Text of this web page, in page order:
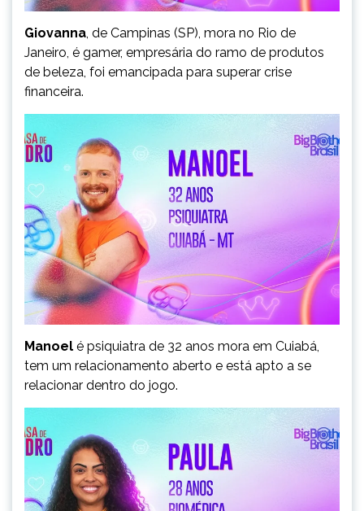
Giovanna, de Campinas (SP), mora no Rio de
Janeiro, é gamer, empresária do ramo de produtos
de beleza, foi emancipada para superar crise
financeira.
Manoel é psiquiatra de 32 anos mora em Cuiabá,
tem um relacionamento aberto e está apto a se
relacionar dentro do jogo.